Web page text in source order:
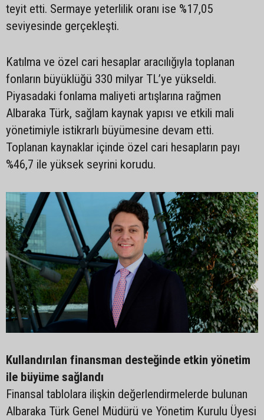
teyit etti. Sermaye yeterlilik oranı ise %17,05
seviyesinde gerçekleşti.
Katılma ve özel cari hesaplar aracılığıyla toplanan
fonların büyüklüğü 330 milyar TL’ye yükseldi.
Piyasadaki fonlama maliyeti artışlarına rağmen
Albaraka Türk, sağlam kaynak yapısı ve etkili mali
yönetimiyle istikrarlı büyümesine devam etti.
Toplanan kaynaklar içinde özel cari hesapların payı
%46,7 ile yüksek seyrini korudu.
Kullandırılan finansman desteğinde etkin yönetim
ile büyüme sağlandı
Finansal tablolara ilişkin değerlendirmelerde bulunan
Albaraka Türk Genel Müdürü ve Yönetim Kurulu Üyesi